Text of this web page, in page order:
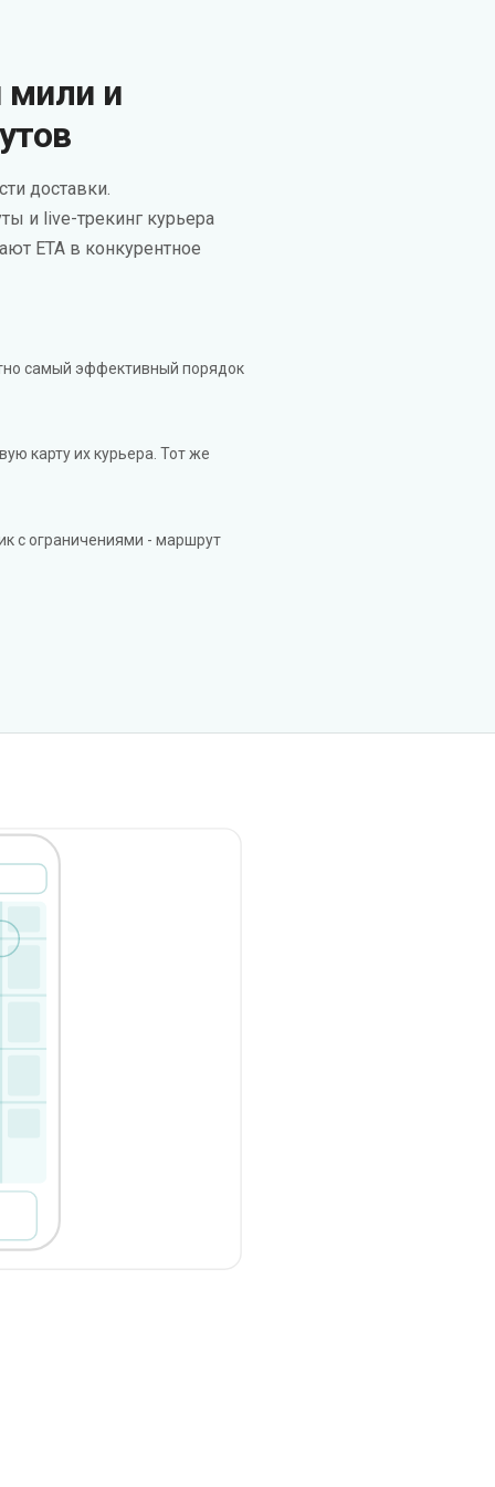
мили и
доставки.
и live-трекинг курьера
ETA в конкурентное
самый эффективный порядок
карту их курьера. Тот же
с ограничениями - маршрут